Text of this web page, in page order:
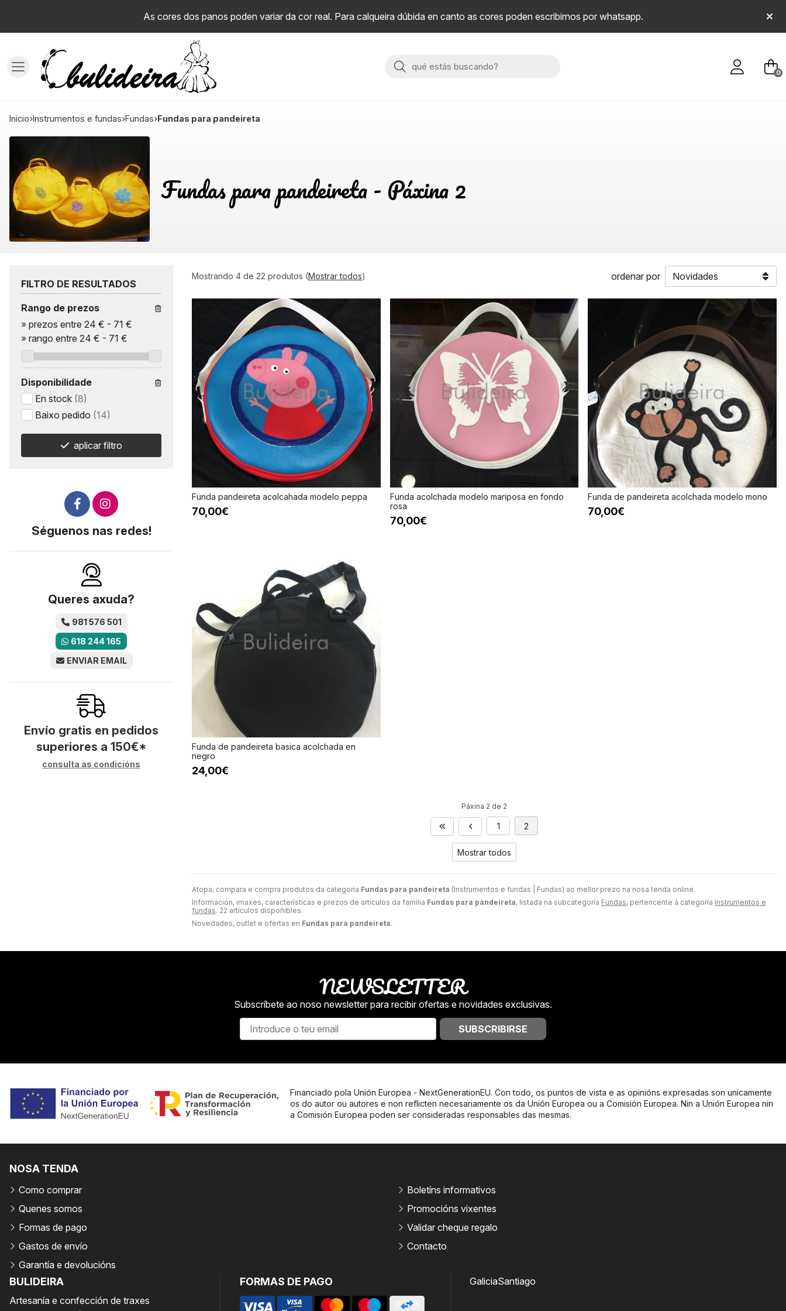
As cores dos panos poden variar da cor real. Para calqueira dúbida en canto as cores poden escribirnos por whatsapp.
Buscar 0
inicio instrumentos e fundas fundas Fundas para pandeireta
Fundas para pandeireta - Páxina 2
Atopa, compara e compra produtos da categoría Fundas para pandeireta (Instrumentos e fundas | Fundas) ao mellor prezo na nosa tenda online.
Información, imaxes, características e prezos de artículos da familia Fundas para pandeireta, listada na subcategoría Fundas, pertencente á categoría Instrumentos e
fundas. 22 artículos dispoñibles.
Novedades, outlet e ofertas en Fundas para pandeireta.
Mostrando 4 de 22 produtos (Mostrar todos) ordenar por
Funda pandeireta acolcahada modelo peppa
70,00€
Funda acolchada modelo mariposa en fondo
rosa
70,00€
Funda de pandeireta acolchada modelo mono
70,00€
Funda de pandeireta basica acolchada en
negro
24,00€
Páxina 2 de 2
1 2
Mostrar todos
FILTRO DE RESULTADOS
Rango de prezos
» prezos entre 24 € - 71 €
» rango entre 24 € - 71 €
Disponibilidade
En stock (8)
Baixo pedido (14)
aplicar filtro
Séguenos nas redes!
Queres axuda?
981 576 501
618 244 165
ENVIAR EMAIL
Envío gratis en pedidos
superiores a 150€*
consulta as condicións
NEWSLETTER
Subscríbete ao noso newsletter para recibir ofertas e novidades exclusivas.
SUBSCRIBIRSE
Financiado pola Unión Europea - NextGenerationEU. Con todo, os puntos de vista e as opinións expresadas son unicamente
os do autor ou autores e non reflicten necesariamente os da Unión Europea ou a Comisión Europea. Nin a Unión Europea nin
a Comisión Europea poden ser consideradas responsables das mesmas.
BULIDEIRA
Artesanía e confección de traxes
FORMAS DE PAGO
NOSA TENDA
Como comprar
Quenes somos
Formas de pago
Gastos de envío
Garantía e devolucións
Boletíns informativos
Promocións vixentes
Validar cheque regalo
Contacto
GaliciaSantiago